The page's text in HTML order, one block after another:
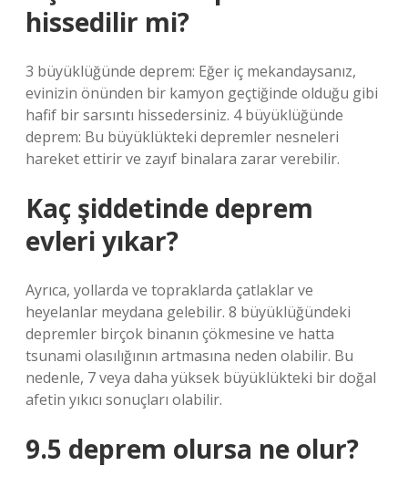
hissedilir mi?
3 büyüklüğünde deprem: Eğer iç mekandaysanız,
evinizin önünden bir kamyon geçtiğinde olduğu gibi
hafif bir sarsıntı hissedersiniz. 4 büyüklüğünde
deprem: Bu büyüklükteki depremler nesneleri
hareket ettirir ve zayıf binalara zarar verebilir.
Kaç şiddetinde deprem
evleri yıkar?
Ayrıca, yollarda ve topraklarda çatlaklar ve
heyelanlar meydana gelebilir. 8 büyüklüğündeki
depremler birçok binanın çökmesine ve hatta
tsunami olasılığının artmasına neden olabilir. Bu
nedenle, 7 veya daha yüksek büyüklükteki bir doğal
afetin yıkıcı sonuçları olabilir.
9.5 deprem olursa ne olur?